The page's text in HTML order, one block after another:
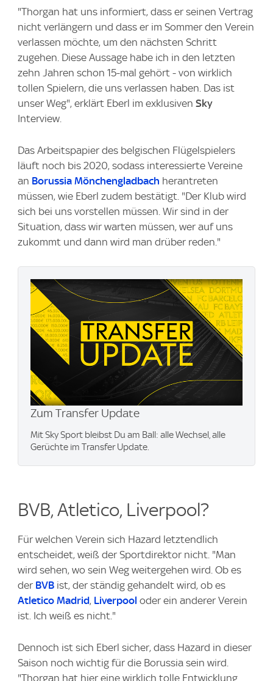
"Thorgan hat uns informiert, dass er seinen Vertrag
nicht verlängern und dass er im Sommer den Verein
verlassen möchte, um den nächsten Schritt
zugehen. Diese Aussage habe ich in den letzten
zehn Jahren schon 15-mal gehört - von wirklich
tollen Spielern, die uns verlassen haben. Das ist
unser Weg", erklärt Eberl im exklusiven Sky
Interview.
Das Arbeitspapier des belgischen Flügelspielers
läuft noch bis 2020, sodass interessierte Vereine
an Borussia Mönchengladbach herantreten
müssen, wie Eberl zudem bestätigt. "Der Klub wird
sich bei uns vorstellen müssen. Wir sind in der
Situation, dass wir warten müssen, wer auf uns
zukommt und dann wird man drüber reden."
Zum Transfer Update
Mit Sky Sport bleibst Du am Ball: alle Wechsel, alle
Gerüchte im Transfer Update.
BVB, Atletico, Liverpool?
Für welchen Verein sich Hazard letztendlich
entscheidet, weiß der Sportdirektor nicht. "Man
wird sehen, wo sein Weg weitergehen wird. Ob es
der BVB ist, der ständig gehandelt wird, ob es
Atletico Madrid, Liverpool oder ein anderer Verein
ist. Ich weiß es nicht."
Dennoch ist sich Eberl sicher, dass Hazard in dieser
Saison noch wichtig für die Borussia sein wird.
"Thorgan hat hier eine wirklich tolle Entwicklung